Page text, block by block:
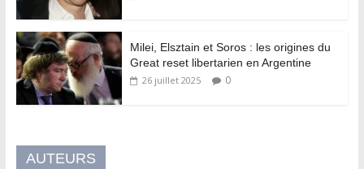
Milei, Elsztain et Soros : les origines du
Great reset libertarien en Argentine
26 juillet 2025 0
AUTEURS